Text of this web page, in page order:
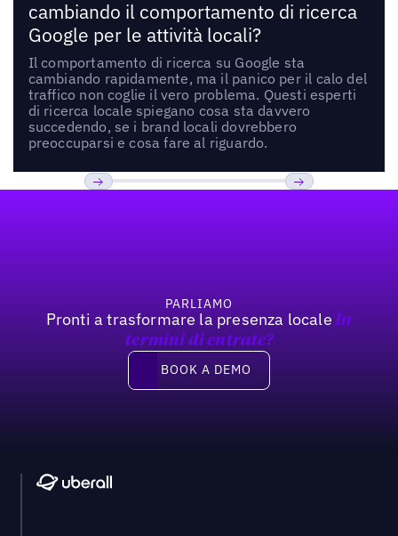
cambiando il comportamento di ricerca
Google per le attività locali?
Il comportamento di ricerca su Google sta
cambiando rapidamente, ma il panico per il calo del
traffico non coglie il vero problema. Questi esperti
di ricerca locale spiegano cosa sta davvero
succedendo, se i brand locali dovrebbero
preoccuparsi e cosa fare al riguardo.
PARLIAMO
Pronti a trasformare la presenza locale In
termini di entrate?
Book a demo
BOOK A DEMO